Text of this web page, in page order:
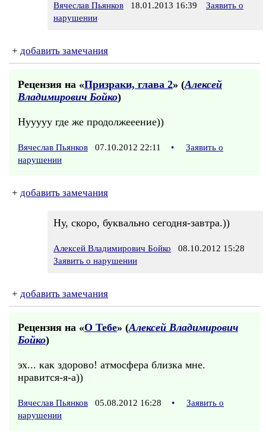
Вячеслав Пьянков 18.01.2013 16:39
Заявить о
нарушении
+ добавить замечания
Рецензия на «Призраки, глава 2» (Алексей
Владимирович Бойко)
Нууууу где же продолжееение))
Вячеслав Пьянков 07.10.2012 22:11 •
Заявить о
нарушении
+ добавить замечания
Ну, скоро, буквально сегодня-завтра.))
Алексей Владимирович Бойко 08.10.2012 15:28
Заявить о нарушении
+ добавить замечания
Рецензия на «О Тебе» (Алексей Владимирович
Бойко)
эх... как здорово! атмосфера близка мне.
нравится-я-а))
Вячеслав Пьянков 05.08.2012 16:28 •
Заявить о
нарушении